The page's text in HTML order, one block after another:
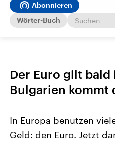
Abonnieren
Wörter-Buch
Der Euro gilt bald
Bulgarien kommt
In Europa benutzen
Geld: den Euro. Jetzt